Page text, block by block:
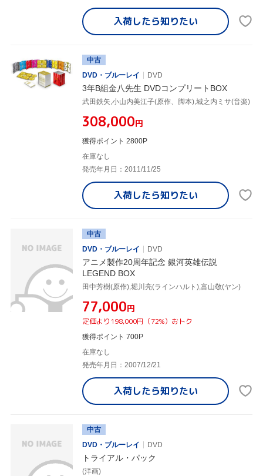
入荷したら知りたい
中古
DVD・ブルーレイ
DVD
3年B組金八先生 DVDコンプリートBOX
武田鉄矢,小山内美江子(原作、脚本),城之内ミサ(音楽)
¥308,000円
獲得ポイント 2800P
在庫なし
発売年月日：2011/11/25
入荷したら知りたい
中古
DVD・ブルーレイ
DVD
アニメ製作20周年記念 銀河英雄伝説
LEGEND BOX
田中芳樹(原作),堀川亮(ラインハルト),富山敬(ヤン)
¥77,000円
定価より198,000円（72%）おトク
獲得ポイント 700P
在庫なし
発売年月日：2007/12/21
入荷したら知りたい
中古
DVD・ブルーレイ
DVD
トライアル・パック
(洋画)